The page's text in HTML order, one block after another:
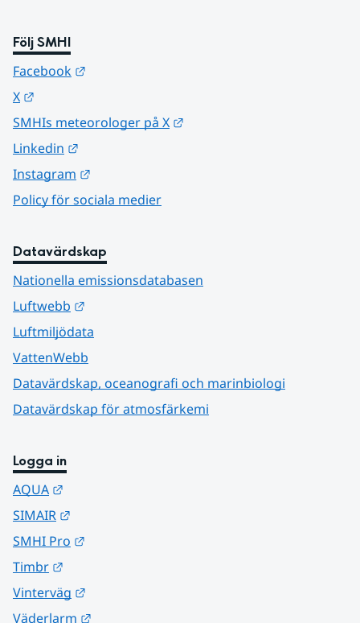
Följ SMHI
Facebook
X
SMHIs meteorologer på X
Linkedin
Instagram
Policy för sociala medier
Datavärdskap
Nationella emissionsdatabasen
Luftwebb
Luftmiljödata
VattenWebb
Datavärdskap, oceanografi och marinbiologi
Datavärdskap för atmosfärkemi
Logga in
AQUA
SIMAIR
SMHI Pro
Timbr
Vinterväg
Väderlarm